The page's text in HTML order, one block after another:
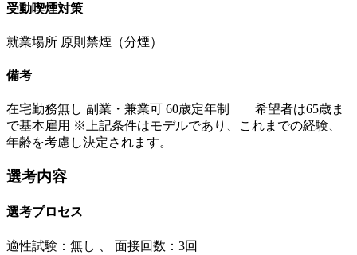
受動喫煙対策
就業場所 原則禁煙（分煙）
備考
在宅勤務無し 副業・兼業可 60歳定年制 希望者は65歳ま
で基本雇用 ※上記条件はモデルであり、これまでの経験、
年齢を考慮し決定されます。
選考内容
選考プロセス
適性試験： 無し 面接回数：3回